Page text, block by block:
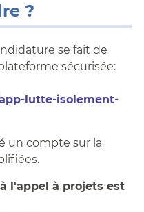
?
se fait de
sécurisée:
lutte-isolement-
un compte sur la
l'appel à projets est